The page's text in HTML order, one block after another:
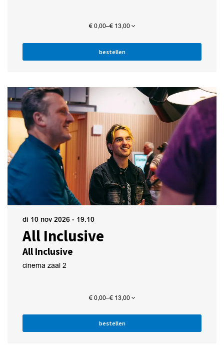
€ 0,00–€ 13,00
bestellen
All Inclusive
All Inclusive
di 10 nov 2026 - 19.10
cinema zaal 2
€ 0,00–€ 13,00
bestellen